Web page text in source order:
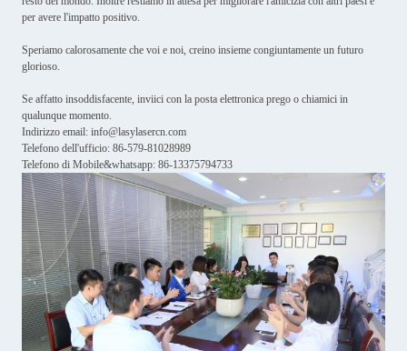
per avere l'impatto positivo.
Speriamo calorosamente che voi e noi, creino insieme congiuntamente un futuro
glorioso.
Se affatto insoddisfacente, inviici con la posta elettronica prego o chiamici in
qualunque momento.
Indirizzo email: info@lasylasercn.com
Telefono dell'ufficio: 86-579-81028989
Telefono di Mobile&whatsapp: 86-13375794733